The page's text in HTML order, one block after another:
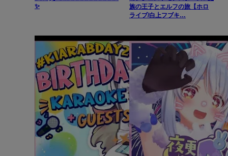
✨
族の王子とエルフの旅【ホロ
ライブ/白上フブキ…